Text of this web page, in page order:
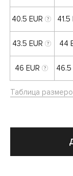
40.5 EUR 41.5
43.5 EUR 44
46 EUR 46.5
Таблица